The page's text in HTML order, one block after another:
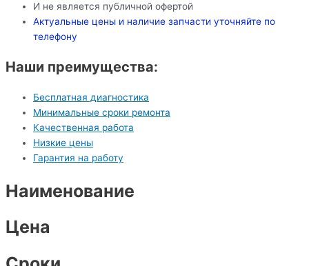
И не является публичной офертой
Актуальные цены и наличие запчасти уточняйте по
телефону
Наши преимущества:
Бесплатная диагностика
Минимальные сроки ремонта
Качественная работа
Низкие цены
Гарантия на работу
Наименование
Цена